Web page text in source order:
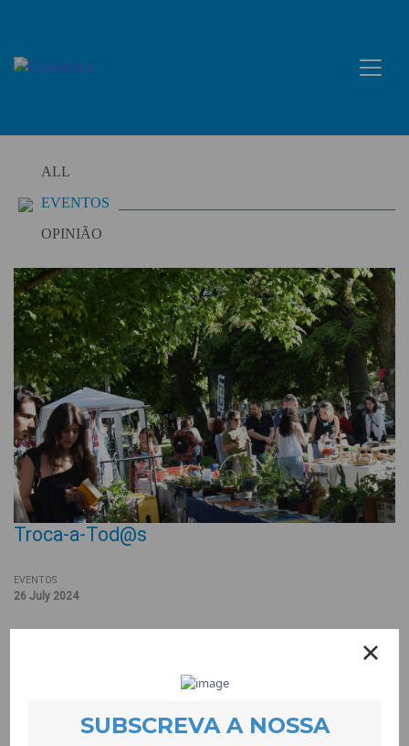
content
ALL
EVENTOS
OPINIÃO
Troca-a-Tod@s
EVENTOS
26 July 2024
aprendizagem e partilha e muita animação, assinalando assim
os 10 anos desta iniciativa da economia solidária e de uso do
Esta iniciativa que promove os saberes das pessoas, a